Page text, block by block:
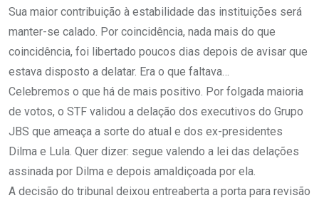
Sua maior contribuição à estabilidade das instituições será
manter-se calado. Por coincidência, nada mais do que
coincidência, foi libertado poucos dias depois de avisar que
estava disposto a delatar. Era o que faltava…
Celebremos o que há de mais positivo. Por folgada maioria
de votos, o STF validou a delação dos executivos do Grupo
JBS que ameaça a sorte do atual e dos ex-presidentes
Dilma e Lula. Quer dizer: segue valendo a lei das delações
assinada por Dilma e depois amaldiçoada por ela.
A decisão do tribunal deixou entreaberta a porta para revisão